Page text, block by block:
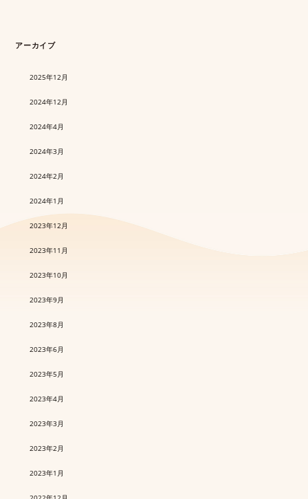
アーカイブ
2025年12月
2024年12月
2024年4月
2024年3月
2024年2月
2024年1月
2023年12月
2023年11月
2023年10月
2023年9月
2023年8月
2023年6月
2023年5月
2023年4月
2023年3月
2023年2月
2023年1月